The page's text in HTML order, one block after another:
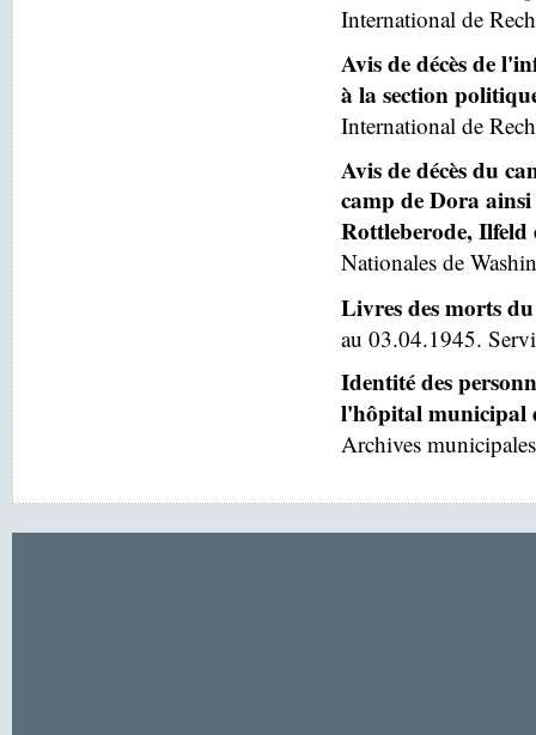
International de
Avis de décès de
à la section
International de
Avis de décès du
camp de Dora
Rottleberode, Ilfeld
Nationales de
Livres des morts
au 03.04.1945.
Identité des
l'hôpital municipal
Archives